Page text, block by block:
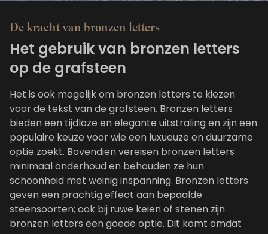
De kracht van bronzen letters
Het gebruik van bronzen letters
op de grafsteen
Het is ook mogelijk om bronzen letters te kiezen
voor de tekst van de grafsteen. Bronzen letters
bieden een tijdloze en elegante uitstraling en zijn een
populaire keuze voor wie een luxueuze en duurzame
optie zoekt. Bovendien vereisen bronzen letters
minimaal onderhoud en behouden ze hun
schoonheid met weinig inspanning. Bronzen letters
geven een prachtig effect aan bepaalde
steensoorten; ook bij ruwe keien of stenen zijn
bronzen letters een goede optie. Dit komt omdat